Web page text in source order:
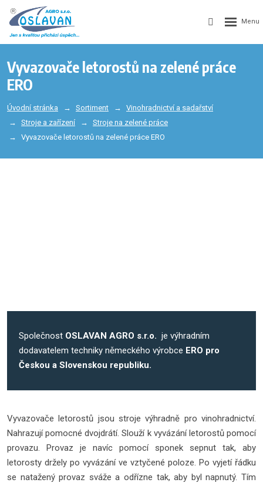
Vyvazovače letorostů na zelené práce
ERO
Úvodní stránka Sortiment
Vinohradnictví a sadařství
Stroje a zařízení
Stroje na zelené práce
Vyvazovače letorostů na zelené práce ERO
Společnost OSLAVAN AGRO s.r.o. je výhradním
dodavatelem techniky německého výrobce ERO pro
Českou a Slovenskou republiku.
Vyvazovače letorostů jsou stroje výhradně pro vinohradnictví.
Nahrazují pomocné dvojdrátí. Slouží k vyvázání letorostů pomocí
provazu. Provaz je navíc pomocí sponek sepnut tak, aby
letorosty držely po vyvázání ve vztyčené poloze. Po vyjetí řádku
se natažený provaz sváže a odřízne tak, aby byl napnutý. Tím